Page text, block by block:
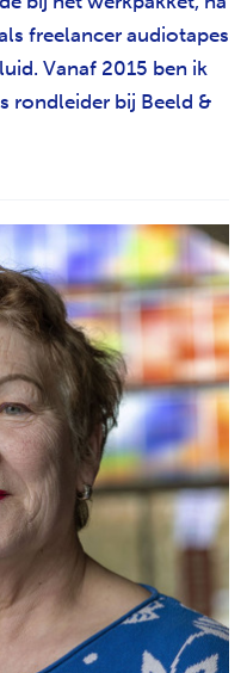
freelancer audiotapes
Vanaf 2015 ben ik
rondleider bij Beeld &